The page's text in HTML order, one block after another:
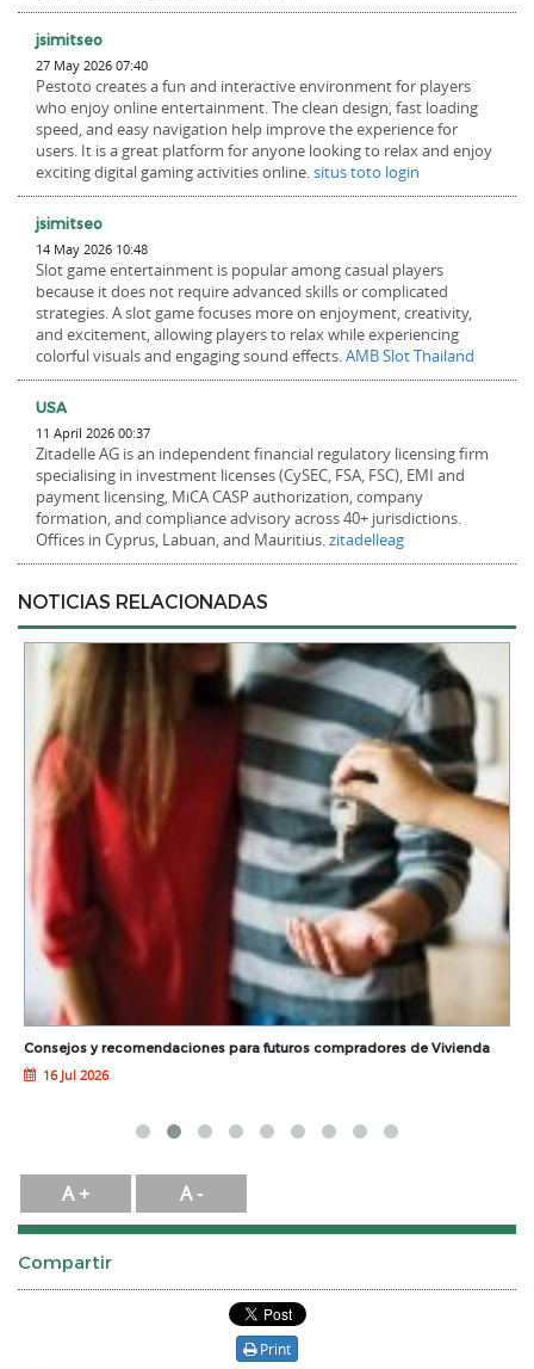
jsimitseo
27 May 2026 07:40
Pestoto creates a fun and interactive environment for players
who enjoy online entertainment. The clean design, fast loading
speed, and easy navigation help improve the experience for
users. It is a great platform for anyone looking to relax and enjoy
exciting digital gaming activities online.situs toto login
jsimitseo
14 May 2026 10:48
Slot game entertainment is popular among casual players
because it does not require advanced skills or complicated
strategies. A slot game focuses more on enjoyment, creativity,
and excitement, allowing players to relax while experiencing
colorful visuals and engaging sound effects.AMB Slot Thailand
USA
11 April 2026 00:37
Zitadelle AG is an independent financial regulatory licensing firm
specialising in investment licenses (CySEC, FSA, FSC), EMI and
payment licensing, MiCA CASP authorization, company
formation, and compliance advisory across 40+ jurisdictions.
Offices in Cyprus, Labuan, and Mauritius.zitadelleag
NOTICIAS RELACIONADAS
Consejos y recomendaciones para futuros compradores de Vivienda
16 Jul 2026
A + A -
Compartir
Print